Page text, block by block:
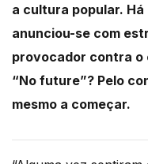
a cultura popular.
anunciou-se com
provocador contra o
“No future”? Pelo
mesmo a começar.